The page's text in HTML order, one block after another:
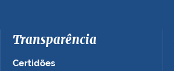
Transparência
Certidões